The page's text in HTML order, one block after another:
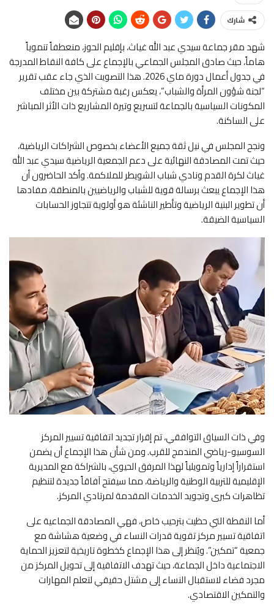
شارك
شهد مقر جماعة سيدي عبد الله غياث، بإقليم الحوز، منعطفاً تنموياً
هاماً، حيث صادق المجلس الجماعي بالإجماع على كافة النقاط المدرجة
في جدول أعمال دورة ماي 2026. هذا التصويت الذي جاء عقب تقرير
“لجنة شؤون المرأة والشباب”، يعكس رغبة مشتركة بين مختلف
المكونات السياسية بالجماعة لتسريع وتيرة المشاريع ذات الأثر المباشر
على الساكنة.
ونجح المجلس في نيل ثقة جميع الأعضاء بخصوص الشراكات الرياضية،
حيث تمت المصادقة النهائية على دعم الجمعية الرياضية سيدي عبد الله
غياث لكرة القدم ونادي شباب الشويطر للملاكمة. وأكد الحاضرون أن
هذا الإجماع يبعث برسالة قوية للشباب والرياضيين بالمنطقة، مفادها
أن تطوير البنية الرياضية وتأطير الناشئة هو أولوية تتجاوز الحسابات
السياسية الضيقة.
وفي ذات السياق التوافقي، تم إقرار تجديد اتفاقية تسيير المركز
السوسيو-رياضي المندمج للقرب. ومن شأن هذا الإجماع أن يضمن
استقراراً إدارياً وتمويلياً لهذا المرفق الحيوي، بالشراكة مع المديرية
الإقليمية للتربية الوطنية والرياضة، مما سيفتح آفاقاً جديدة لتنظيم
تظاهرات كبرى وتجويد الخدمات المقدمة لمرتادي المركز.
أما النقطة التي حظيت بترحيب خاص، فهي المصادقة الجماعية على
اتفاقية تسيير مركز تقوية قدرات النساء في وضعية هشاشة مع
جمعية “تمكين”. ويُنظر إلى هذا الإجماع كخطوة تاريخية لتعزيز الحماية
الاجتماعية داخل الجماعة، حيث تهدف الاتفاقية إلى تحويل المركز من
مجرد فضاء لاستقبال النساء إلى مشتل حقيقي لتعلم المهارات
والتمكين الاقتصادي.